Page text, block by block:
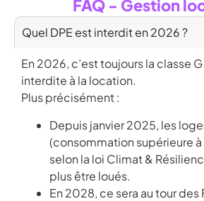
FAQ - Gestion
Quel DPE est interdit en 2026 ?
En 2026, c’est toujours la classe
interdite à la location.
Plus précisément :
Depuis janvier 2025, les
(consommation supérieure
selon la loi Climat &
plus être loués.
En 2028, ce sera au tour des